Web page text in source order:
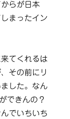
らが日本
まったイン
てくれるは
その前にリ
した。なん
できんの？
でいちいち